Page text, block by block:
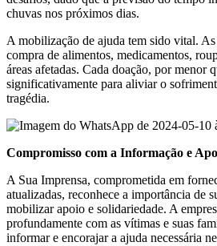
chuvas nos próximos dias.
A mobilização de ajuda tem sido vital.
compra de alimentos, medicamentos,
áreas afetadas. Cada doação, por menor
significativamente para aliviar o
tragédia.
Compromisso com a Informação e
A Sua Imprensa, comprometida em
atualizadas, reconhece a importância de
mobilizar apoio e solidariedade. A
profundamente com as vítimas e suas
informar e encorajar a ajuda necessária